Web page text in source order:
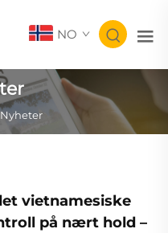
NO
Nyheter
vietnamesiske
på nært hold –